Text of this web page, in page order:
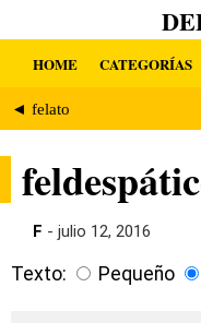
HOME CATEGORÍAS
◄ felato
F - julio 12, 2016
Texto: Pequeño